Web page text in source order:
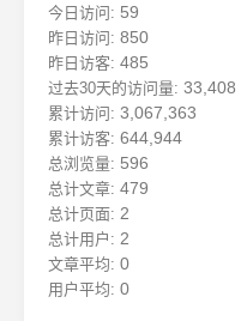
今日访问: 59
昨日访问: 850
昨日访客: 485
过去30天的访问量: 33,408
累计访问: 3,067,363
累计访客: 644,944
总浏览量: 596
总计文章: 479
总计页面: 2
总计用户: 2
文章平均: 0
用户平均: 0